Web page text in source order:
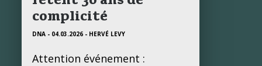
complicité
DNA - 04.03.2026 - HERVÉ LEVY
Attention événement :